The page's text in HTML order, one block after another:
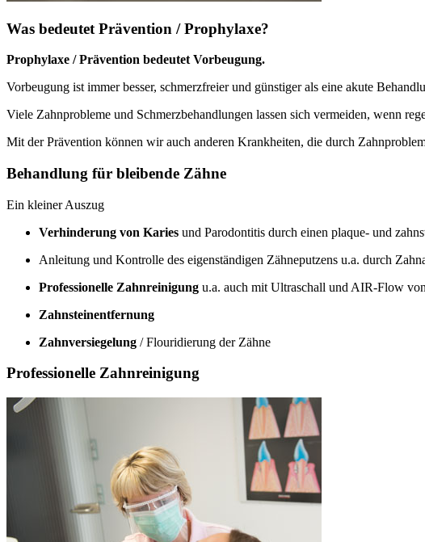
Was bedeutet Prävention / Prophylaxe?
Prophylaxe / Prävention bedeutet Vorbeugung.
Vorbeugung ist immer besser, schmerzfreier und günstiger als eine akute
Viele Zahnprobleme und Schmerzbehandlungen lassen sich vermeiden, wenn
Mit der Prävention können wir auch anderen Krankheiten, die durch
Behandlung für bleibende Zähne
Ein kleiner Auszug
Verhinderung von Karies und Parodontitis durch einen plaque- und
Anleitung und Kontrolle des eigenständigen Zähneputzens u.a. durch
Professionelle Zahnreinigung u.a. auch mit Ultraschall und AIR-Flow
Zahnsteinentfernung
Zahnversiegelung / Flouridierung der Zähne
Professionelle Zahnreinigung